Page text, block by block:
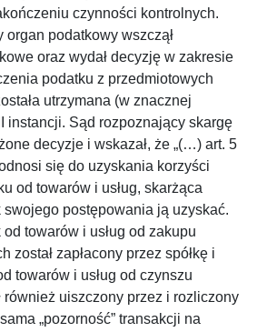
czynności kontrolnych.
organ podatkowy wszczął
oraz wydał decyzję w zakresie
podatku z przedmiotowych
utrzymana (w znacznej
instancji. Sąd rozpoznający skargę
decyzje i wskazał, że „(…) art. 5
się do uzyskania korzyści
od towarów i usług, skarżąca
postępowania ją uzyskać.
towarów i usług od zakupu
został zapłacony przez spółkę i
towarów i usług od czynszu
również uiszczony przez i rozliczony
„pozorność” transakcji na